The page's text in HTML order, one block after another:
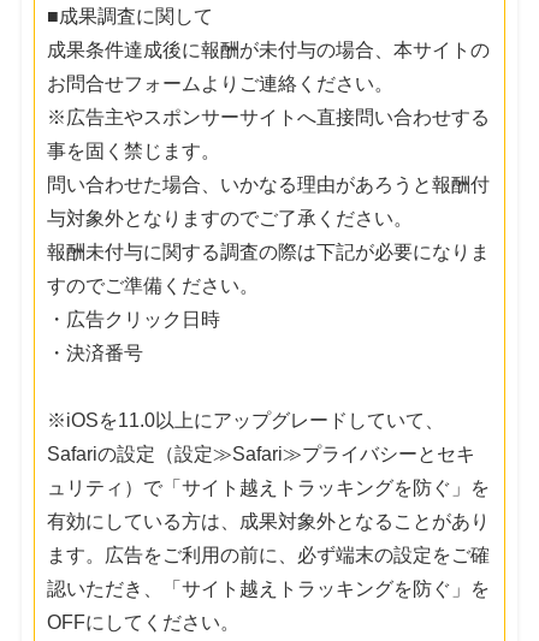
■成果調査に関して
成果条件達成後に報酬が未付与の場合、本サイトの
お問合せフォームよりご連絡ください。
※広告主やスポンサーサイトへ直接問い合わせする
事を固く禁じます。
問い合わせた場合、いかなる理由があろうと報酬付
与対象外となりますのでご了承ください。
報酬未付与に関する調査の際は下記が必要になりま
すのでご準備ください。
・広告クリック日時
・決済番号
※iOSを11.0以上にアップグレードしていて、
Safariの設定（設定≫Safari≫プライバシーとセキ
ュリティ）で「サイト越えトラッキングを防ぐ」を
有効にしている方は、成果対象外となることがあり
ます。広告をご利用の前に、必ず端末の設定をご確
認いただき、「サイト越えトラッキングを防ぐ」を
OFFにしてください。